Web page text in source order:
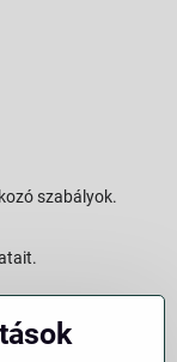
szabályok.